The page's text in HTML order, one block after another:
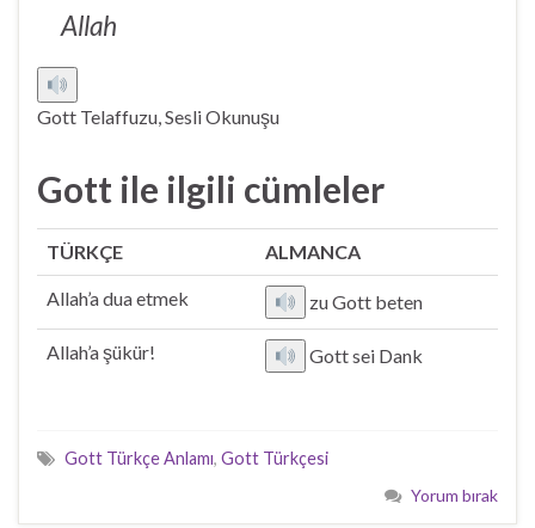
Allah
Gott Telaffuzu, Sesli Okunuşu
Gott ile ilgili cümleler
TÜRKÇE ALMANCA
Allah’a dua etmek zu Gott beten
Allah’a şükür! Gott sei Dank
Gott Türkçe Anlamı, Gott Türkçesi
Yorum bırak